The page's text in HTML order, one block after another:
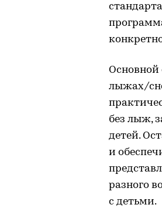
Основной
лыжах/
без лыж,
детей.
и
разного
с детьми.